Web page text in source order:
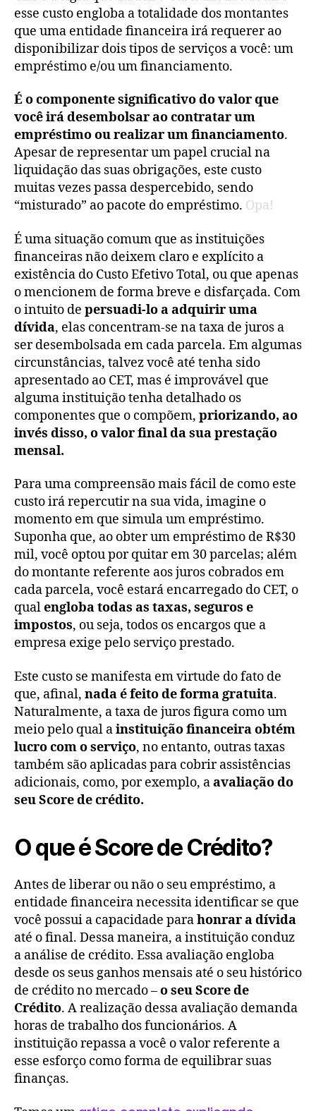
esse custo engloba a totalidade dos montantes
que uma entidade financeira irá requerer ao
disponibilizar dois tipos de serviços a você: um
empréstimo e/ou um financiamento.
É o componente significativo do valor que
você irá desembolsar ao contratar um
empréstimo ou realizar um financiamento.
Apesar de representar um papel crucial na
liquidação das suas obrigações, este custo
muitas vezes passa despercebido, sendo
“misturado” ao pacote do empréstimo. Opa!
É uma situação comum que as instituições
financeiras não deixem claro e explícito a
existência do Custo Efetivo Total, ou que apenas
o mencionem de forma breve e disfarçada. Com
o intuito de persuadi-lo a adquirir uma
dívida, elas concentram-se na taxa de juros a
ser desembolsada em cada parcela. Em algumas
circunstâncias, talvez você até tenha sido
apresentado ao CET, mas é improvável que
alguma instituição tenha detalhado os
componentes que o compõem, priorizando, ao
invés disso, o valor final da sua prestação
mensal.
Para uma compreensão mais fácil de como este
custo irá repercutir na sua vida, imagine o
momento em que simula um empréstimo.
Suponha que, ao obter um empréstimo de R$30
mil, você optou por quitar em 30 parcelas; além
do montante referente aos juros cobrados em
cada parcela, você estará encarregado do CET, o
qualengloba todas as taxas, seguros e
impostos, ou seja, todos os encargos que a
empresa exige pelo serviço prestado.
Este custo se manifesta em virtude do fato de
que, afinal, nada é feito de forma gratuita.
Naturalmente, a taxa de juros figura como um
meio pelo qual ainstituição financeira obtém
lucro com o serviço, no entanto, outras taxas
também são aplicadas para cobrir assistências
adicionais, como, por exemplo, aavaliação do
seu Score de crédito.
O que é Score de Crédito?
Antes de liberar ou não o seu empréstimo, a
entidade financeira necessita identificar se que
você possui a capacidade parahonrar a dívida
até o final. Dessa maneira, a instituição conduz
a análise de crédito. Essa avaliação engloba
desde os seus ganhos mensais até o seu histórico
de crédito no mercado –o seu Score de
Crédito. A realização dessa avaliação demanda
horas de trabalho dos funcionários. A
instituição repassa a você o valor referente a
esse esforço como forma de equilibrar suas
finanças.